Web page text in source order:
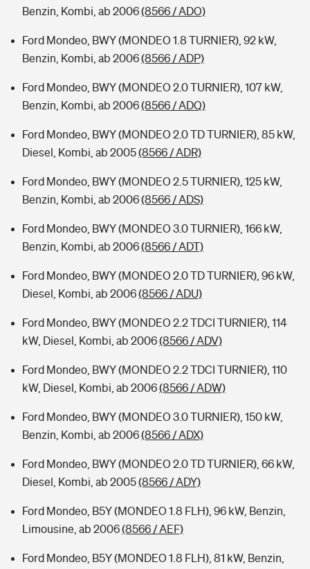
Benzin, Kombi, ab 2006(8566 / ADO)
Ford Mondeo, BWY (MONDEO 1.8 TURNIER), 92 kW,
Benzin, Kombi, ab 2006(8566 / ADP)
Ford Mondeo, BWY (MONDEO 2.0 TURNIER), 107 kW,
Benzin, Kombi, ab 2006(8566 / ADQ)
Ford Mondeo, BWY (MONDEO 2.0 TD TURNIER), 85 kW,
Diesel, Kombi, ab 2005(8566 / ADR)
Ford Mondeo, BWY (MONDEO 2.5 TURNIER), 125 kW,
Benzin, Kombi, ab 2006(8566 / ADS)
Ford Mondeo, BWY (MONDEO 3.0 TURNIER), 166 kW,
Benzin, Kombi, ab 2006(8566 / ADT)
Ford Mondeo, BWY (MONDEO 2.0 TD TURNIER), 96 kW,
Diesel, Kombi, ab 2006(8566 / ADU)
Ford Mondeo, BWY (MONDEO 2.2 TDCI TURNIER), 114
kW, Diesel, Kombi, ab 2006(8566 / ADV)
Ford Mondeo, BWY (MONDEO 2.2 TDCI TURNIER), 110
kW, Diesel, Kombi, ab 2006(8566 / ADW)
Ford Mondeo, BWY (MONDEO 3.0 TURNIER), 150 kW,
Benzin, Kombi, ab 2006(8566 / ADX)
Ford Mondeo, BWY (MONDEO 2.0 TD TURNIER), 66 kW,
Diesel, Kombi, ab 2005(8566 / ADY)
Ford Mondeo, B5Y (MONDEO 1.8 FLH), 96 kW, Benzin,
Limousine, ab 2006(8566 / AEF)
Ford Mondeo, B5Y (MONDEO 1.8 FLH), 81 kW, Benzin,